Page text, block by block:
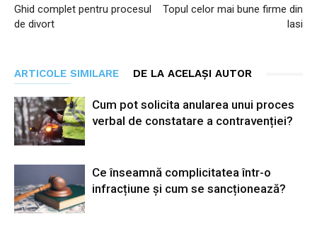
Ghid complet pentru procesul
de divort
Topul celor mai bune firme din
Iasi
ARTICOLE SIMILARE DE LA ACELAȘI AUTOR
Cum pot solicita anularea unui proces
verbal de constatare a contravenției?
Ce înseamnă complicitatea într-o
infracțiune și cum se sancționează?